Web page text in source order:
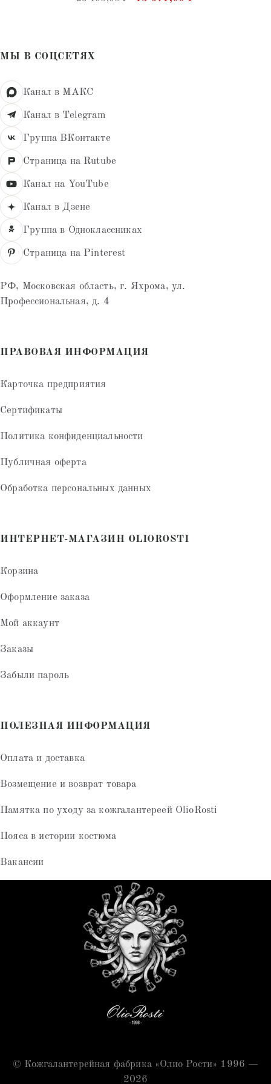
4.82
МЫ В СОЦСЕТЯХ
Канал в МАКС
Канал в Telegram
Группа ВКонтакте
Страница на Rutube
Канал на YouTube
Канал в Дзене
Группа в Одноклассниках
Страница на Pinterest
РФ, Московская область, г. Яхрома, ул.
Профессиональная, д. 4
ПРАВОВАЯ ИНФОРМАЦИЯ
Карточка предприятия
Сертификаты
Политика конфиденциальности
Публичная оферта
Обработка персональных данных
ИНТЕРНЕТ-МАГАЗИН OLIOROSTI
Корзина
Оформление заказа
Мой аккаунт
Заказы
Забыли пароль
ПОЛЕЗНАЯ ИНФОРМАЦИЯ
Оплата и доставка
Возмещение и возврат товара
Памятка по уходу за кожгалантереей OlioRosti
Пояса в истории костюма
Вакансии
© Кожгалантерейная фабрика «Олио Рости» 1996 —
2026